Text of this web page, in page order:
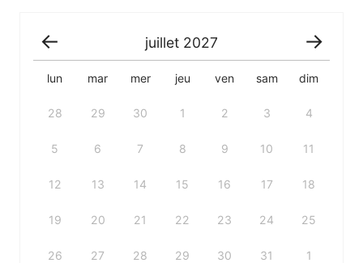
juillet 2027
lun mar mer jeu ven sam dim
28 29 30 1 2 3 4
5 6 7 8 9 10 11
12 13 14 15 16 17 18
19 20 21 22 23 24 25
26 27 28 29 30 31 1